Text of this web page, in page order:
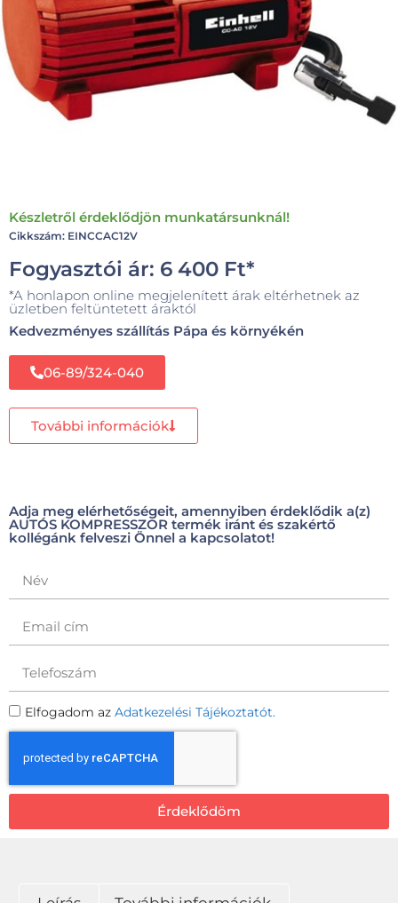
Készletről érdeklődjön munkatársunknál!
Cikkszám: EINCCAC12V
Fogyasztói ár: 6 400 Ft*
*A honlapon online megjelenített árak eltérhetnek az
üzletben feltüntetett áraktól
Kedvezményes szállítás Pápa és környékén
06-89/324-040
További információk
Adja meg elérhetőségeit, amennyiben érdeklődik a(z)
AUTÓS KOMPRESSZOR termék iránt és szakértő
kollégánk felveszi Önnel a kapcsolatot!
Elfogadom az Adatkezelési Tájékoztatót.
Érdeklődöm